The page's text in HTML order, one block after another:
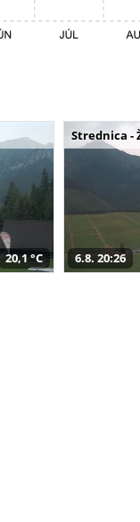
20,1 °C
Strednica -
6.8. 20:26